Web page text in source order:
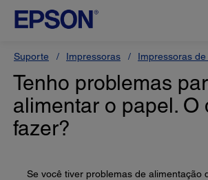
Suporte Impressoras Impressoras
Tenho problemas
alimentar o papel. O
fazer?
Se você tiver problemas de alimentação